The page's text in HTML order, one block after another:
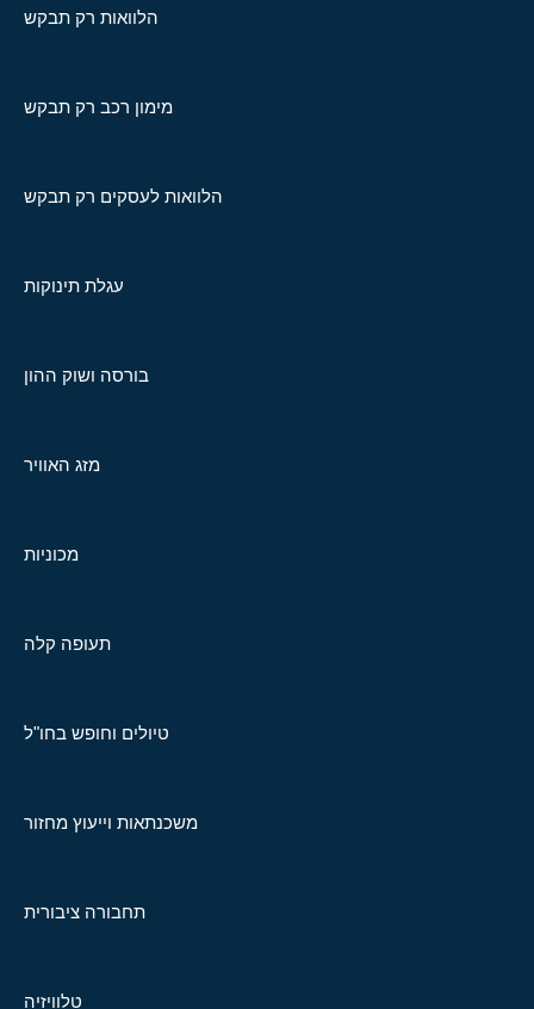
הלוואות רק תבקש
מימון רכב רק תבקש
הלוואות לעסקים רק תבקש
עגלת תינוקות
בורסה ושוק ההון
מזג האוויר
מכוניות
תעופה קלה
טיולים וחופש בחו"ל
משכנתאות וייעוץ מחזור
תחבורה ציבורית
טלוויזיה